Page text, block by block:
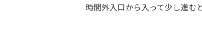
時間外入口から入って少し進む